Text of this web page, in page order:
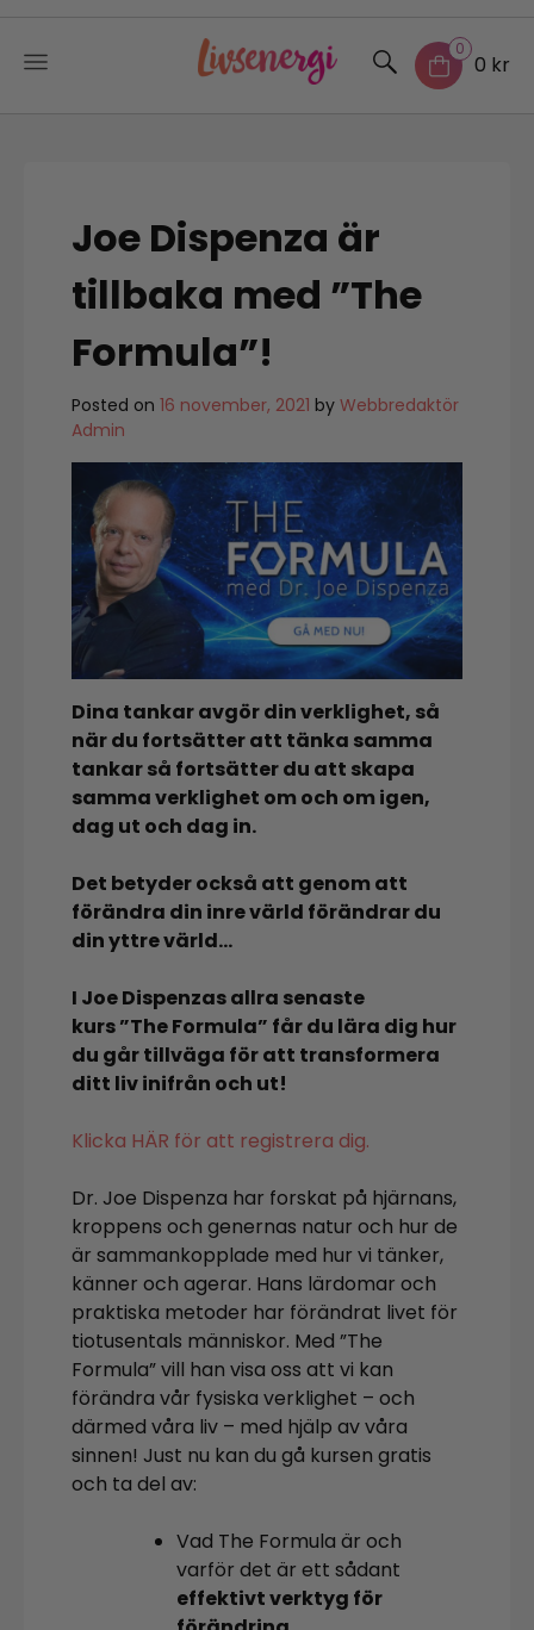
0
0 kr
Joe Dispenza är
tillbaka med ”The
Formula”!
Posted on 16 november, 2021 by Webbredaktör
Admin
Dina tankar avgör din verklighet, så
när du fortsätter att tänka samma
tankar så fortsätter du att skapa
samma verklighet om och om igen,
dag ut och dag in.
Det betyder också att genom att
förändra din inre värld förändrar du
din yttre värld…
I Joe Dispenzas allra senaste
kurs ”The Formula” får du lära dig hur
du går tillväga för att transformera
ditt liv inifrån och ut!
Klicka HÄR för att registrera dig.
Dr. Joe Dispenza har forskat på hjärnans,
kroppens och genernas natur och hur de
är sammankopplade med hur vi tänker,
känner och agerar. Hans lärdomar och
praktiska metoder har förändrat livet för
tiotusentals människor. Med ”The
Formula” vill han visa oss att vi kan
förändra vår fysiska verklighet – och
därmed våra liv – med hjälp av våra
sinnen! Just nu kan du gå kursen gratis
och ta del av:
Vad The Formula är och
varför det är ett sådant
effektivt verktyg för